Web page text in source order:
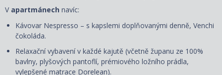
V apartmánech navíc:
Kávovar Nespresso – s kapslemi doplňovanými denně, Venchi
čokoláda.
Relaxační vybavení v každé kajutě (včetně županu ze 100%
bavlny, plyšových pantoflí, prémiového ložního prádla,
vylepšené matrace Dorelean).